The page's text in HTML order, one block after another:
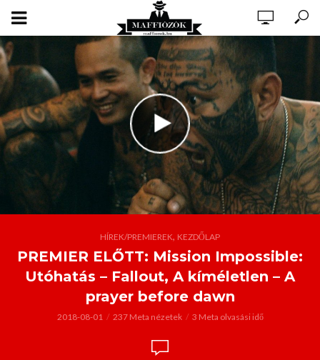
HÍREK/PREMIEREK, KEZDŐLAP
PREMIER ELŐTT: Mission Impossible:
Utóhatás – Fallout, A kíméletlen – A
prayer before dawn
2018-08-01 237 Meta nézetek 3 Meta olvasási idő